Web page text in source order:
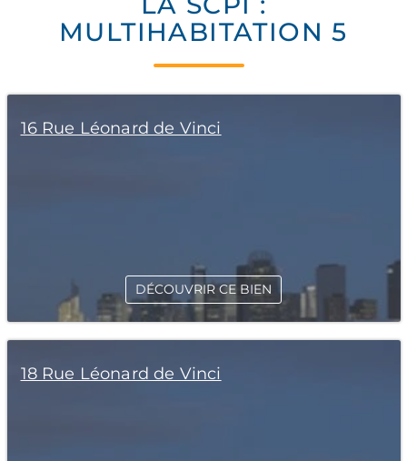
MULTIHABITATION 5
16 Rue Léonard de Vinci
DÉCOUVRIR CE BIEN
18 Rue Léonard de Vinci